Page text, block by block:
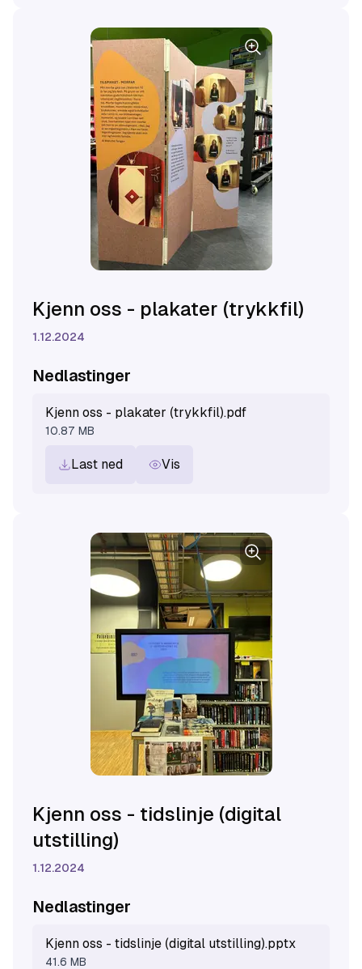
Kjenn oss - plakater (trykkfil)
1.12.2024
Nedlastinger
Kjenn oss - plakater (trykkfil).pdf
10.87 MB
Last ned Vis
Kjenn oss - tidslinje (digital
utstilling)
1.12.2024
Nedlastinger
Kjenn oss - tidslinje (digital utstilling).pptx
41.6 MB